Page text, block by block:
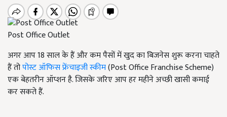
Post Office Outlet
अगर आप 18 साल के हैं और कम पैसों में खुद का बिजनेस शुरू करना चाहते
हैं तोपोस्ट ऑफिस फ्रेंचाइजी स्कीम(Post Office Franchise Scheme)
एक बेहतरीन ऑप्शन है. जिसके जरिए आप हर महीने अच्छी खासी कमाई
कर सकते हैं.